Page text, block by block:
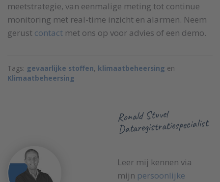
meetstrategie, van eenmalige meting tot continue
monitoring met real-time inzicht en alarmen. Neem
gerust contact met ons op voor advies of een demo.
Tags: gevaarlijke stoffen, klimaatbeheersing en
Klimaatbeheersing
Ronald Stuvel
Dataregistratiespecialist
Leer mij kennen via
mijn persoonlijke